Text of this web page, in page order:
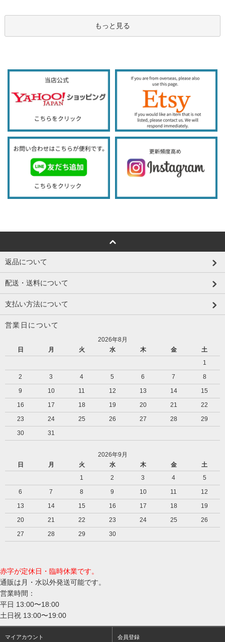
もっと見る
返品について
配送・送料について
支払い方法について
営業日について
2026年8月
日
月 火 水 木 金
土
1
2
3 4 5 6 7
8
9
10 11 12 13 14
15
16
17 18 19 20 21
22
23
24 25 26 27 28
29
30
31
2026年9月
日
月 火 水 木 金
土
1
2 3 4
5
6
7 8 9 10 11
12
13
14 15 16 17 18
19
20
21 22 23 24 25
26
27
28 29 30
赤字が定休日・臨時休業です。
通販は月・水以外発送可能です。
営業時間：
平日 13:00〜18:00
土日祝 13:00〜19:00
マイアカウント 会員登録